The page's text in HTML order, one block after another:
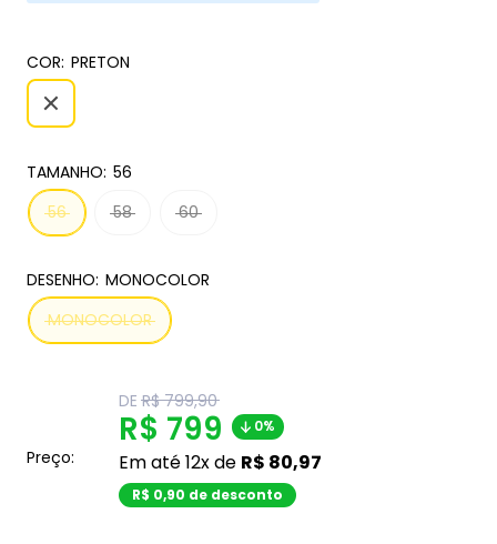
COR: PRETON
TAMANHO: 56
56
58 60
DESENHO: MONOCOLOR
MONOCOLOR
Preço:
DETranslation
missing:
pt-
BR.product.general.regular_price
R$ 799,90
Translation
missing:
pt-
R$ 799 0%
Em até 12x de R$ 80,97
R$ 0,90 de desconto